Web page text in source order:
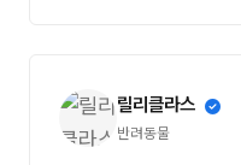
릴리클라스
반려동물